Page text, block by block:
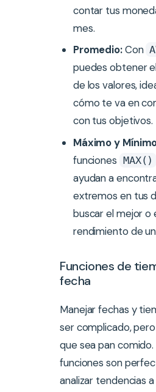
contar tus
mes.
Promedio:Con
puedes obtener
de los valores,
cómo te va en
con tus objetivos.
Máximo y
funciones MAX()
ayudan a
extremos en tus
buscar el mejor o
rendimiento de
Funciones de
fecha
Manejar fechas y
ser complicado,
que sea pan comido.
funciones son
analizar tendencias